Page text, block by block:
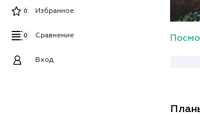
Избранное
0
Сравнение
0
Вход